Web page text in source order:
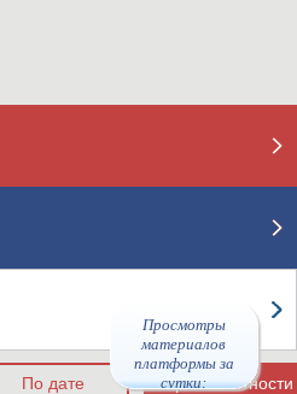
Просмотры
материалов
платформы за
сутки: